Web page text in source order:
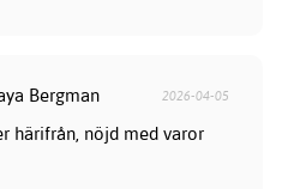
Bergman 2026-04-05
härifrån, nöjd med varor